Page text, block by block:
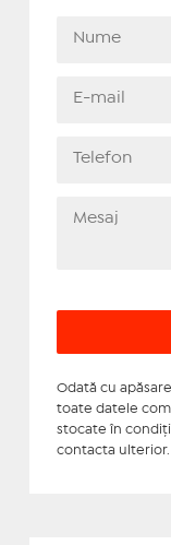
Odată cu
toate datele
stocate în
contacta ulterior.